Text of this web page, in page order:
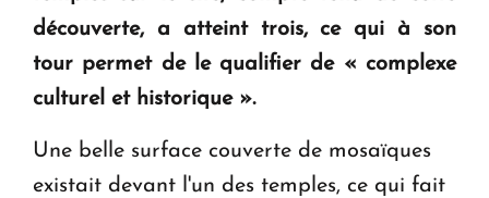
Le premier hôtel Hyatt Regency d'Arménie
ouvrira ses portes à Dilijan
découverte, a atteint trois, ce qui à son
tour permet de le qualifier de « complexe
culturel et historique ».
Une belle surface couverte de mosaïques
existait devant l'un des temples, ce qui fait